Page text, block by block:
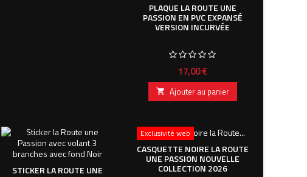
PLAQUE LA ROUTE UNE
PASSION EN PVC EXPANSÉ
VERSION INCURVÉE
Prix
17,00 €
 Ajouter au panier
STICKER LA ROUTE UNE
Exclusivité web
CASQUETTE NOIRE LA ROUTE
UNE PASSION NOUVELLE
COLLECTION 2026